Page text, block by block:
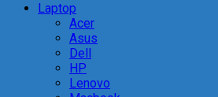
Laptop
Acer
Asus
Dell
HP
Lenovo